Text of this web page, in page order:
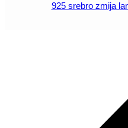
925 srebro zmija